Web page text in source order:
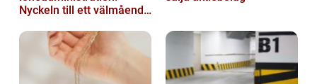
Nyckeln till ett välmående